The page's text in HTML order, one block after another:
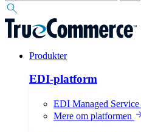
Produkter
EDI-platform
EDI Managed Service
Mere om platformen